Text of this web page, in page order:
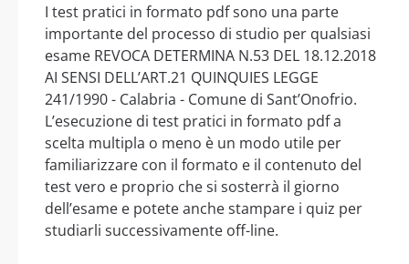
I test pratici in formato pdf sono una parte
importante del processo di studio per qualsiasi
esame REVOCA DETERMINA N.53 DEL 18.12.2018
AI SENSI DELL’ART.21 QUINQUIES LEGGE
241/1990 - Calabria - Comune di Sant’Onofrio.
L’esecuzione di test pratici in formato pdf a
scelta multipla o meno è un modo utile per
familiarizzare con il formato e il contenuto del
test vero e proprio che si sosterrà il giorno
dell’esame e potete anche stampare i quiz per
studiarli successivamente off-line.